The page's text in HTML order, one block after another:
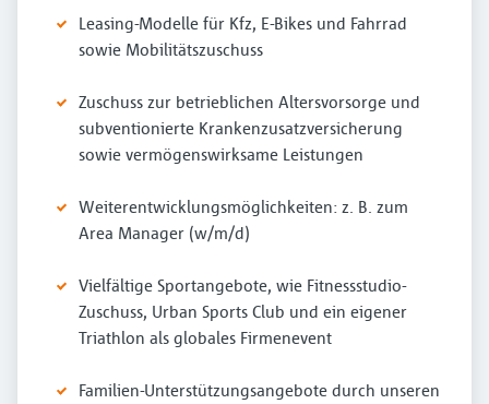
Leasing-Modelle für Kfz, E-Bikes und Fahrrad
sowie Mobilitätszuschuss
Zuschuss zur betrieblichen Altersvorsorge und
subventionierte Krankenzusatzversicherung
sowie vermögenswirksame Leistungen
Weiterentwicklungsmöglichkeiten: z. B. zum
Area Manager (w/m/d)
Vielfältige Sportangebote, wie Fitnessstudio-
Zuschuss, Urban Sports Club und ein eigener
Triathlon als globales Firmenevent
Familien-Unterstützungsangebote durch unseren